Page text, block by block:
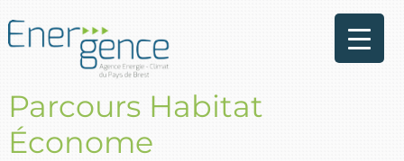
Parcours Habitat
Économe